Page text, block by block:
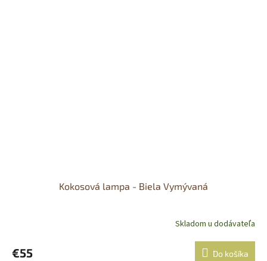
Kokosová lampa - Biela Vymývaná
Skladom u dodávateľa
€55 Do košíka